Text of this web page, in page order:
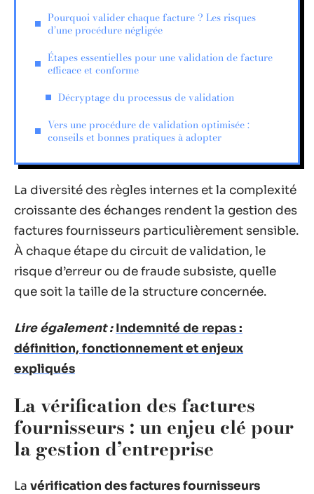
Pourquoi valider chaque facture ? Les risques
d’une procédure négligée
Étapes essentielles pour une validation de facture
efficace et conforme
Décryptage du processus de validation
Vers une procédure de validation optimisée :
conseils et bonnes pratiques à adopter
La diversité des règles internes et la complexité
croissante des échanges rendent la gestion des
factures fournisseurs particulièrement sensible.
À chaque étape du circuit de validation, le
risque d’erreur ou de fraude subsiste, quelle
que soit la taille de la structure concernée.
Lire également : Indemnité de repas :
définition, fonctionnement et enjeux
expliqués
La vérification des factures
fournisseurs : un enjeu clé pour
la gestion d’entreprise
La vérification des factures fournisseurs